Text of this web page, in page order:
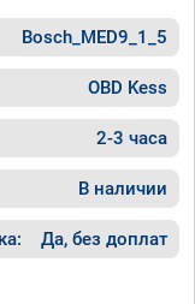
Bosch_MED9_1_5
OBD Kess
2-3 часа
В наличии
Да, без доплат